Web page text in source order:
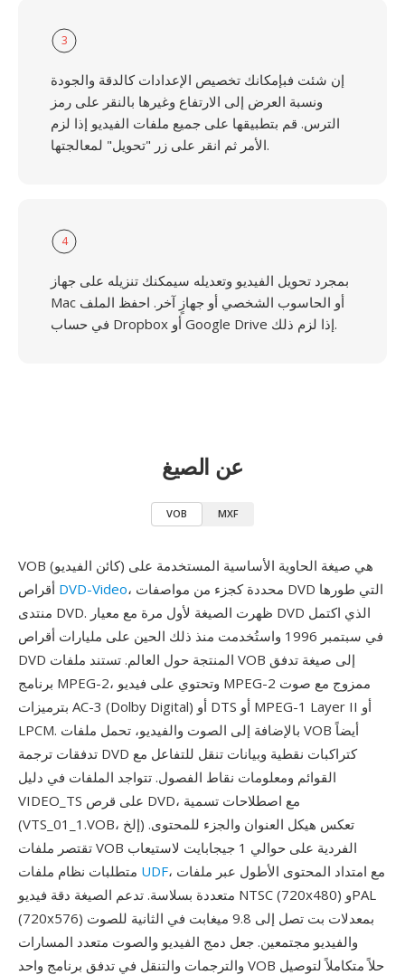
3
إن شئت فبإمكانك تخصيص الإعدادات كالدقة والجودة
ونسبة العرض إلى الارتفاع وغيرها بالنقر على رمز
الترس. قم بتطبيقها على جميع ملفات الفيديو إذا لزم
الأمر ثم انقر على زر "تحويل" لمعالجتها.
4
بمجرد تحويل الفيديو وتعديله سيمكنك تنزيله على جهاز
Mac أو الحاسوب الشخصي أو جهازٍ آخر. احفظ الملف
في حساب Dropbox أو Google Drive إذا لزم ذلك.
عن الصيغ
VOB MXF
VOB (كائن الفيديو) هي صيغة الحاوية الأساسية المستخدمة على
DVD-Video، محددة كجزء من مواصفات DVD التي طورها
منتدى DVD. ظهرت الصيغة لأول مرة مع معيار DVD الذي اكتمل
في سبتمبر 1996 واستُخدمت منذ ذلك الحين على مليارات أقراص
DVD المنتجة حول العالم. تستند ملفات VOB إلى صيغة تدفق
برنامج MPEG-2، وتحتوي على فيديو MPEG-2 ممزوج مع صوت
بترميزات AC-3 (Dolby Digital) أو DTS أو MPEG-1 Layer II أو
LPCM. بالإضافة إلى الصوت والفيديو، تحمل ملفات VOB أيضاً
تدفقات ترجمة DVD كتراكبات نقطية وبيانات تنقل للتفاعل مع
القوائم ومعلومات نقاط الفصول. تتواجد الملفات في دليل
VIDEO_TS على قرص DVD، مع اصطلاحات تسمية
(VTS_01_1.VOB، إلخ) تعكس هيكل العنوان والجزء للمحتوى.
تقتصر ملفات VOB الفردية على حوالي 1 جيجابايت لاستيعاب
UDF، مع امتداد المحتوى الأطول عبر ملفات
متعددة بسلاسة. تدعم الصيغة دقة فيديو NTSC (720x480) وPAL
(720x576) بمعدلات بت تصل إلى 9.8 ميغابت في الثانية للصوت
والفيديو مجتمعين. جعل دمج الفيديو والصوت متعدد المسارات
والترجمات والتنقل في تدفق برنامج واحد VOB حلاً متكاملاً لتوصيل